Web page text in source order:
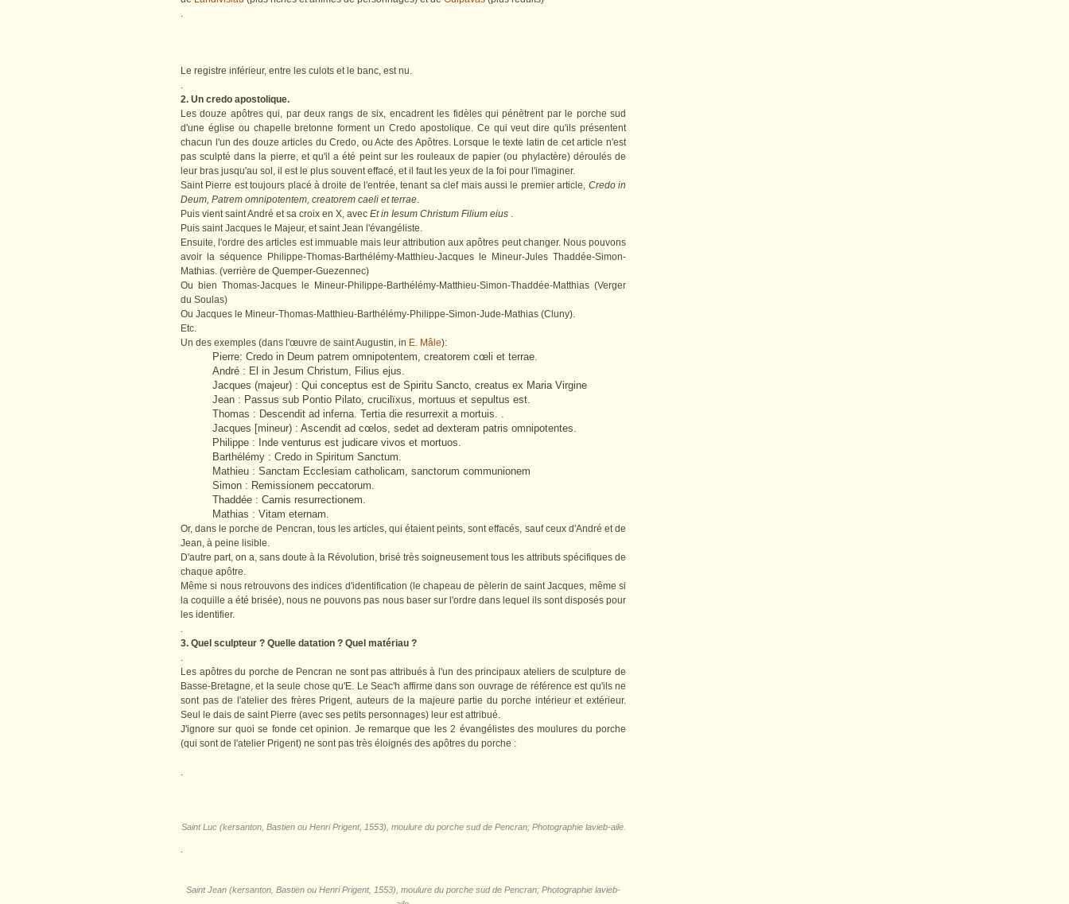
.
Le registre inférieur, entre les culots et le banc, est nu.
.
2. Un credo apostolique.
Les douze apôtres qui, par deux rangs de six, encadrent les fidèles qui pénètrent par le porche sud
d'une église ou chapelle bretonne forment un Credo apostolique. Ce qui veut dire qu'ils présentent
chacun l'un des douze articles du Credo, ou Acte des Apôtres. Lorsque le texte latin de cet article n'est
pas sculpté dans la pierre, et qu'il a été peint sur les rouleaux de papier (ou phylactère) déroulés de
leur bras jusqu'au sol, il est le plus souvent effacé, et il faut les yeux de la foi pour l'imaginer.
Saint Pierre est toujours placé à droite de l'entrée, tenant sa clef mais aussi le premier article, Credo in
Deum, Patrem omnipotentem, creatorem caeli et terrae.
Puis vient saint André et sa croix en X, avec Et in Iesum Christum Filium eius .
Puis saint Jacques le Majeur, et saint Jean l'évangéliste.
Ensuite, l'ordre des articles est immuable mais leur attribution aux apôtres peut changer. Nous pouvons
avoir la séquence Philippe-Thomas-Barthélémy-Matthieu-Jacques le Mineur-Jules Thaddée-Simon-
Mathias. (verrière de Quemper-Guezennec)
Ou bien Thomas-Jacques le Mineur-Philippe-Barthélémy-Matthieu-Simon-Thaddée-Matthias (Verger
du Soulas)
Ou Jacques le Mineur-Thomas-Matthieu-Barthélémy-Philippe-Simon-Jude-Mathias (Cluny).
Etc.
Un des exemples (dans l'œuvre de saint Augustin, in E. Mâle):
Pierre: Credo in Deum patrem omnipotentem, creatorem cœli et terrae.
André : El in Jesum Christum, Filius ejus.
Jacques (majeur) : Qui conceptus est de Spiritu Sancto, creatus ex Maria Virgine
Jean : Passus sub Pontio Pilato, crucilïxus, mortuus et sepultus est.
Thomas : Descendit ad inferna. Tertia die resurrexit a mortuis. .
Jacques [mineur) : Ascendit ad cœlos, sedet ad dexteram patris omnipotentes.
Philippe : Inde venturus est judicare vivos et mortuos.
Barthélémy : Credo in Spiritum Sanctum.
Mathieu : Sanctam Ecclesiam catholicam, sanctorum communionem
Simon : Remissionem peccatorum.
Thaddée : Carnis resurrectionem.
Mathias : Vitam eternam.
Or, dans le porche de Pencran, tous les articles, qui étaient peints, sont effacés, sauf ceux d'André et de
Jean, à peine lisible.
D'autre part, on a, sans doute à la Révolution, brisé très soigneusement tous les attributs spécifiques de
chaque apôtre.
Même si nous retrouvons des indices d'identification (le chapeau de pèlerin de saint Jacques, même si
la coquille a été brisée), nous ne pouvons pas nous baser sur l'ordre dans lequel ils sont disposés pour
les identifier.
.
3. Quel sculpteur ? Quelle datation ? Quel matériau ?
.
Les apôtres du porche de Pencran ne sont pas attribués à l'un des principaux ateliers de sculpture de
Basse-Bretagne, et la seule chose qu'E. Le Seac'h affirme dans son ouvrage de référence est qu'ils ne
sont pas de l'atelier des frères Prigent, auteurs de la majeure partie du porche intérieur et extérieur.
Seul le dais de saint Pierre (avec ses petits personnages) leur est attribué.
J'ignore sur quoi se fonde cet opinion. Je remarque que les 2 évangélistes des moulures du porche
(qui sont de l'atelier Prigent) ne sont pas très éloignés des apôtres du porche :
.
Saint Luc (kersanton, Bastien ou Henri Prigent, 1553), moulure du porche sud de Pencran; Photographie lavieb-aile.
.
Saint Jean (kersanton, Bastien ou Henri Prigent, 1553), moulure du porche sud de Pencran; Photographie lavieb-